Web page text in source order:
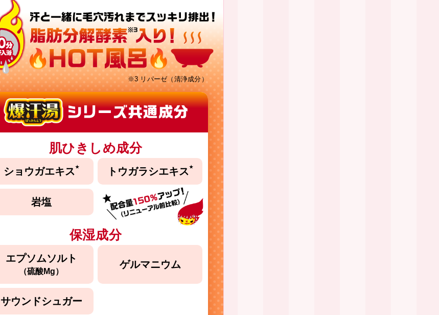
※3 リパーゼ（清浄成分）
肌ひきしめ成分
ショウガエキス★ トウガラシエキス★
岩塩
保湿成分
エプソムソルト
（硫酸Mg）
ゲルマニウム
サウンドシュガー